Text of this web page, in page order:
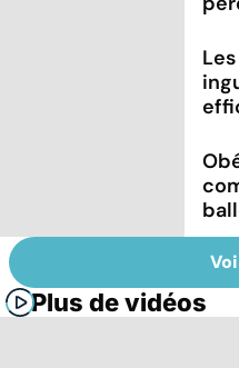
Plus de vidéos